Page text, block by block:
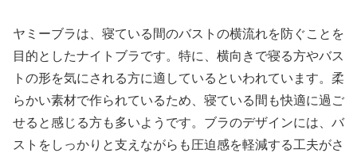
ヤミーブラは、寝ている間のバストの横流れを防ぐことを
目的としたナイトブラです。特に、横向きで寝る方やバス
トの形を気にされる方に適しているといわれています。柔
らかい素材で作られているため、寝ている間も快適に過ご
せると感じる方も多いようです。ブラのデザインには、バ
ストをしっかりと支えながらも圧迫感を軽減する工夫がさ